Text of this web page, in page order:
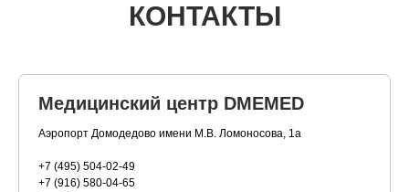
КОНТАКТЫ
Медицинский центр DMEMED
Аэропорт Домодедово имени М.В. Ломоносова, 1а
+7 (495) 504-02-49
+7 (916) 580-04-65